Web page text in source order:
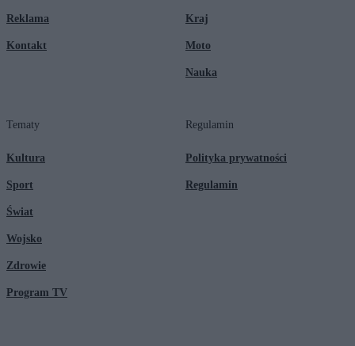
Reklama
Kontakt
Kraj
Moto
Nauka
Tematy
Kultura
Sport
Świat
Wojsko
Zdrowie
Program TV
Regulamin
Polityka prywatności
Regulamin